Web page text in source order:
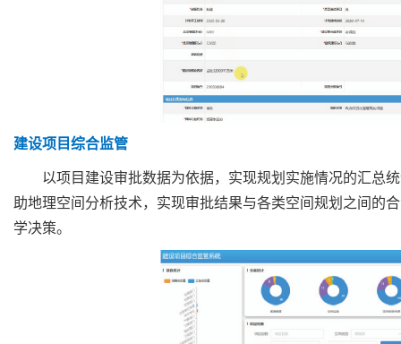
建设项目综合监管
以项目建设审批数据为依据，实现规划实施情况的汇总
助地理空间分析技术，实现审批结果与各类空间规划之间的
学决策。